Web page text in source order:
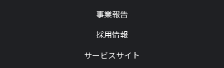
事業報告
採用情報
サービスサイト